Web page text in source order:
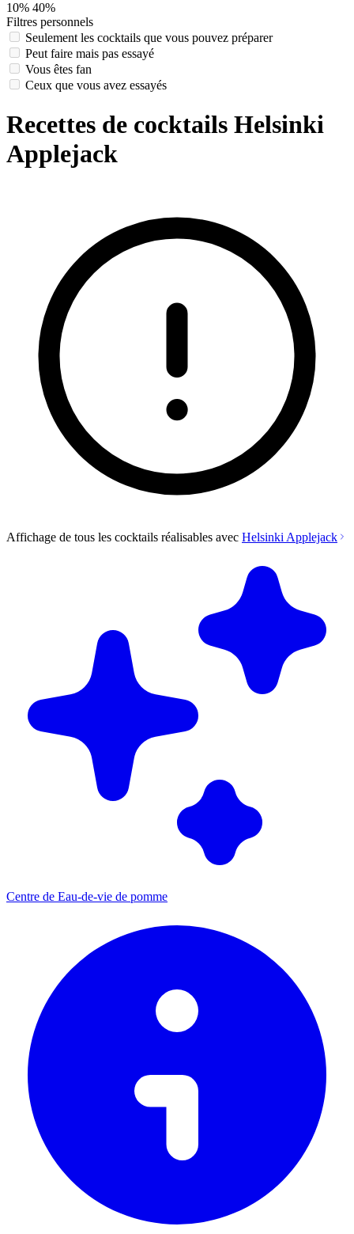
10% 40%
Filtres personnels
Seulement les cocktails que vous pouvez préparer
Peut faire mais pas essayé
Vous êtes fan
Ceux que vous avez essayés
Recettes de cocktails Helsinki
Applejack
Affichage de tous les cocktails réalisables avec Helsinki Applejack
Centre de Eau-de-vie de pomme